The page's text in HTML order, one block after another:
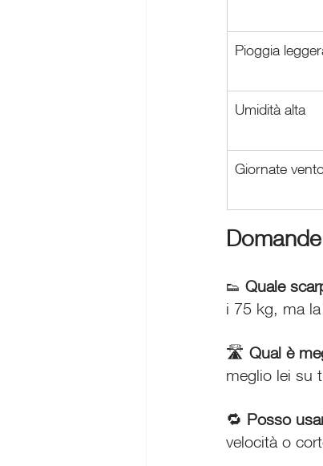
Pioggia
Umidità alta
Giornate
👟 Quale
i 75 kg, ma
🛣️ Qual è
meglio lei su
🔁 Posso
velocità o